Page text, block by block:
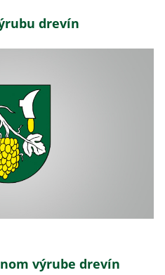
drevín
výrube drevín